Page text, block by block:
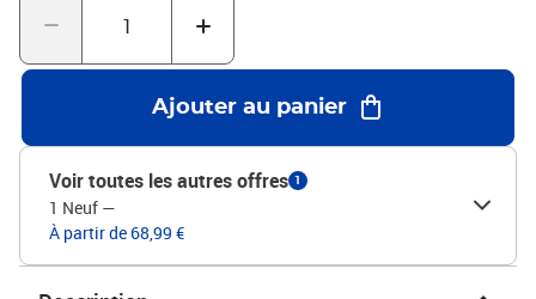
chevilles adaptées spécifiquement à vos murs. Si vous n'êtes pas
chaque étape des instructions.Couleur : chêne fumé Matériau :
bois d'ingénierie Dimensions : 41,5 x 36 x 53 cm (l x P x
H)L'assemblage est requisLa livraison contient :2 x table de chevet
Ajouter au panier
Voir toutes les autres offres 1
1 Neuf —
À partir de 68,99 €